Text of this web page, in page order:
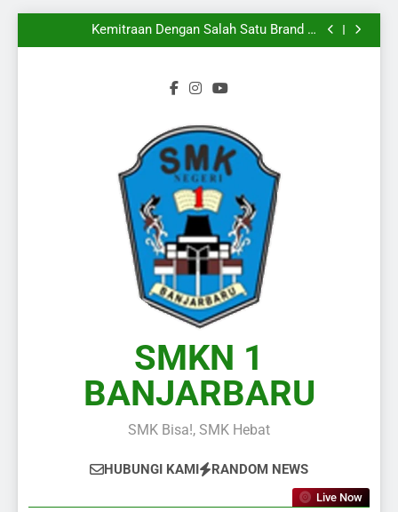
Mengiringi
Melangkahkan Satu Kaki Menuju Dunia Kerja
Yang Sesungguhnya
Kemitraan Dengan Salah Satu Brand di
Kalimantan Selatan
Wakili Kalimantan Selatan pada Presentasi KPLB
Melangkahkan Satu Kaki Menuju Dunia Kerja
Yang Sesungguhnya
Kemitraan Dengan Salah Satu Brand di
BKN Periode Agustus 2026
Langkah Baru Dimulai, Semangat Baru Pun
SMKN 1
BANJARBARU
SMK Bisa!, SMK Hebat
HUBUNGI KAMI RANDOM NEWS
Live Now